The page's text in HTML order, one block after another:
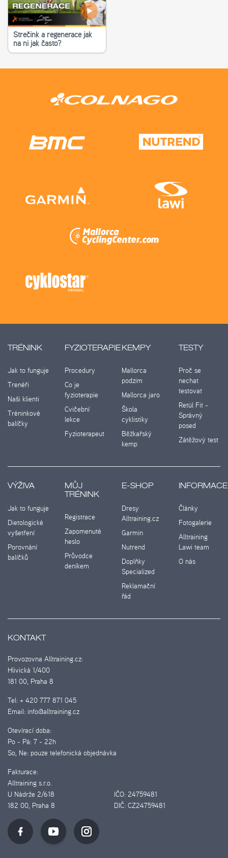
Strečink a regenerace jak
na ni jak často?
TRÉNINK
Jak to funguje
Trenéři
Naši klienti
Tréninkové
balíčky
FYZIOTERAPIE
Procedury
Co je
fyzioterapie
Cvičební
lekce
Fyzioterapeut
KEMPY
Mallorca
podzim
Mallorca jaro
Škola
cyklistiky
Běžkařský
kemp
TESTY
Proč se
nechat
testovat
Retül Fit -
Správný
posed
Zátěžový test
VÝŽIVA
Jak to funguje
Dietologické
vyšetření
Porovnání
balíčků
MŮJ
TRÉNINK
Registrace
Zapomenuté
heslo
Průvodce
deníkem
E-SHOP
Dresy
Alltraining.cz
Garmin
Nutrend
Doplňky
Specialized
Reklamační
řád
INFORMACE
Články
Fotogalerie
Alltraining
Lawi team
O nás
KONTAKT
Provozovna Alltraining.cz:
Hlivická 1/400
181 00, Praha 8
Tel: + 420 777 871 045
Email: info@alltraining.cz
Otevírací doba:
Po - Pá: 7 - 22h
So, Ne: pouze telefonická objednávka
Fakturace:
Alltraining s.r.o.
U Nádrže 2/618
IČO: 24759481
182 00, Praha 8
DIČ: CZ24759481